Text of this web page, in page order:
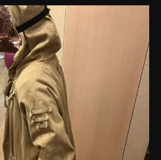
dobryhorror
Lis 1